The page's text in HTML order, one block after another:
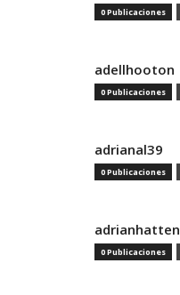
0 Publicaciones
adellhooton
0 Publicaciones
adrianal39
0 Publicaciones
adrianhatten
0 Publicaciones